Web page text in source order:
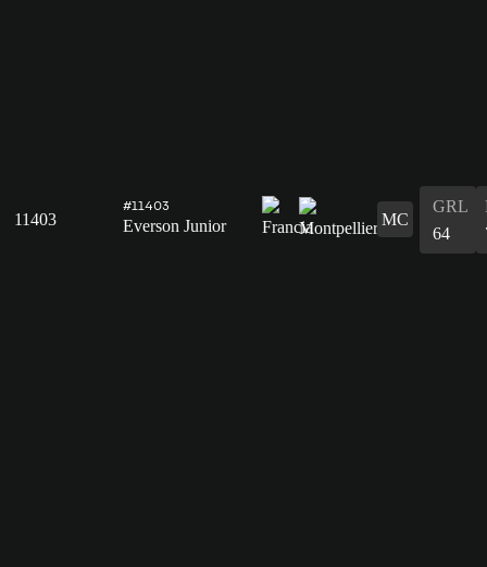
11403
#11403
Everson Junior MC
GRL
64